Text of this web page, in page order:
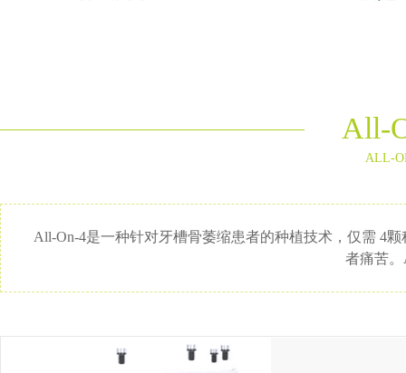
All-
ALL-
All-On-4是一种针对牙槽骨萎缩患者的种植技术，仅需 4
者痛苦